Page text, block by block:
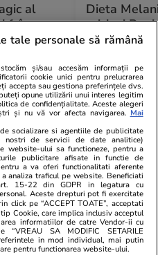
al
frânge
de
Litoral
Dieta
oricine!
urmează
fiecare zi și
acestui stil
04 aug.
la
tale personale să rămână
stocăm și/sau accesăm informații pe
cookie unici pentru prelucrarea
accepta sau gestiona preferințele dvs.
opune utilizării unui interes legitim
de confidențialitate. Aceste alegeri
și nu vă vor afecta navigarea. Mai
socializare si agentiile de publicitate
nostri de servicii de date analitice)
website-ului sa functioneze, pentru a
publicitare afisate in functie de
a va oferi functionalitati aferente
analiza traficul pe website. Beneficiati
15-22 din GDPR in legatura cu
Aceste drepturi pot fi exercitate
click pe “ACCEPT TOATE”, acceptati
Cookie, care implica inclusiv acceptul
informatiilor de catre Vendor-ii cu
SA MODIFIC SETARILE
in mod individual, mai putin
pentru functionarea website-ului.